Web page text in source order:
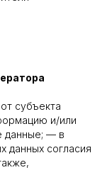
субъекта
и/или
данные; — в
данных согласия